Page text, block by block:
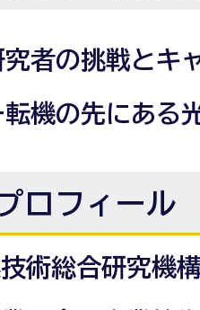
究者の挑戦とキ
転機の先にある
ロフィール
術総合研究機